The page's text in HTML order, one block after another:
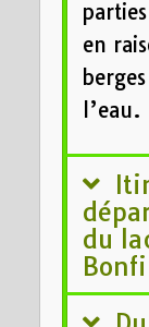
en
l’eau.
du